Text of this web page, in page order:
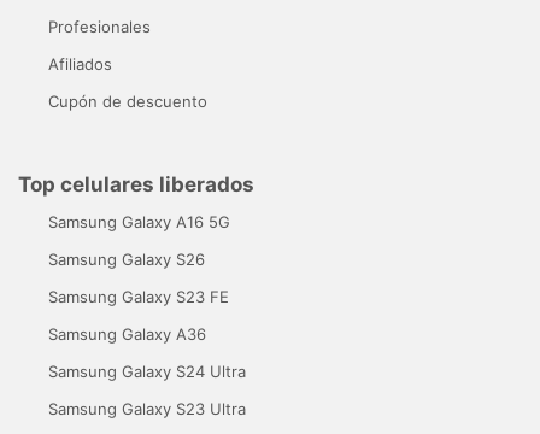
Profesionales
Afiliados
Cupón de descuento
Top celulares liberados
Samsung Galaxy A16 5G
Samsung Galaxy S26
Samsung Galaxy S23 FE
Samsung Galaxy A36
Samsung Galaxy S24 Ultra
Samsung Galaxy S23 Ultra